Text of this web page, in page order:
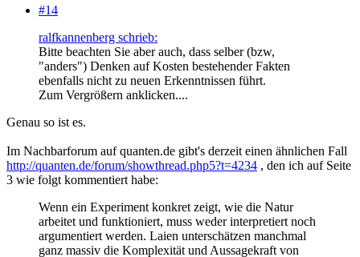
#14
ralfkannenberg schrieb:
Bitte beachten Sie aber auch, dass selber (bzw,
"anders") Denken auf Kosten bestehender Fakten
ebenfalls nicht zu neuen Erkenntnissen führt.
Zum Vergrößern anklicken....
Genau so ist es.
Im Nachbarforum auf quanten.de gibt's derzeit einen ähnlichen Fall
http://quanten.de/forum/showthread.php5?t=4234 , den ich auf Seite
3 wie folgt kommentiert habe:
Wenn ein Experiment konkret zeigt, wie die Natur
arbeitet und funktioniert, muss weder interpretiert noch
argumentiert werden. Laien unterschätzen manchmal
ganz massiv die Komplexität und Aussagekraft von